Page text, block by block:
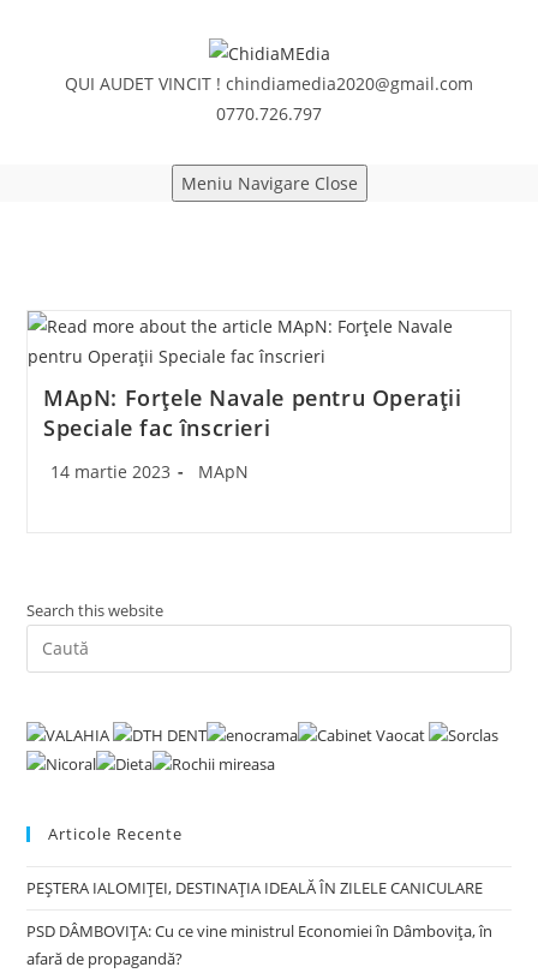
QUI AUDET VINCIT ! chindiamedia2020@gmail.com
0770.726.797
Meniu Navigare Close
MApN: Forțele Navale pentru Operații
Speciale fac înscrieri
Post
14 martie 2023
Post
MApN
Search this website
Articole Recente
PEȘTERA IALOMIȚEI, DESTINAȚIA IDEALĂ ÎN ZILELE CANICULARE
PSD DÂMBOVIȚA: Cu ce vine ministrul Economiei în Dâmbovița, în
afară de propagandă?